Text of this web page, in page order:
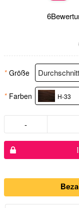
6
* Größe
* Farben H-33
-